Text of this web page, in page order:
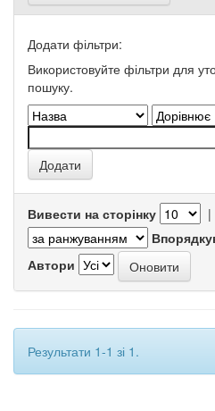
Додати фільтри:
Використовуйте фільтри для
пошуку.
Вивести на сторінку |
Автори
Результати 1-1 зі 1.